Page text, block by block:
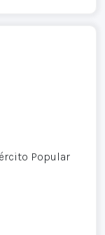
Popular